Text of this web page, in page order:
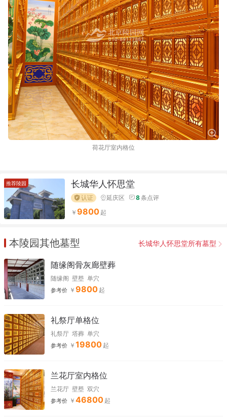
荷花厅室内格位
长城华人怀思堂
认证 延庆区 8条点评
9800
推荐陵园
本陵园其他墓型 长城华人怀思堂所有墓型
随缘阁骨灰廊壁葬
随缘阁 壁塟 单穴
参考价 9800
礼祭厅单格位
礼祭厅 塔葬 单穴
参考价 19800
兰花厅室内格位
兰花厅 壁塟 双穴
参考价 46800